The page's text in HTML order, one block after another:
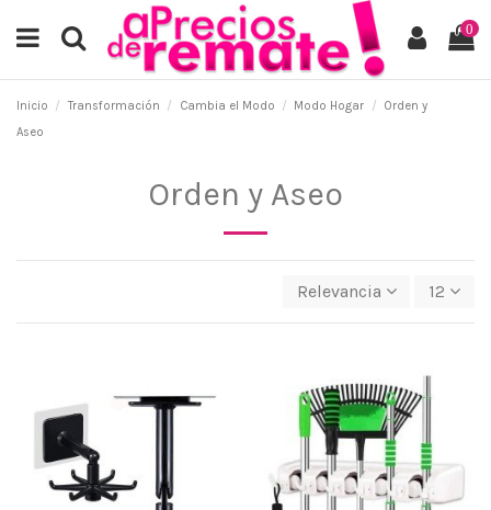
0
Inicio Transformación Cambia el Modo Modo Hogar
Orden y
Aseo
Orden y Aseo
Relevancia 12